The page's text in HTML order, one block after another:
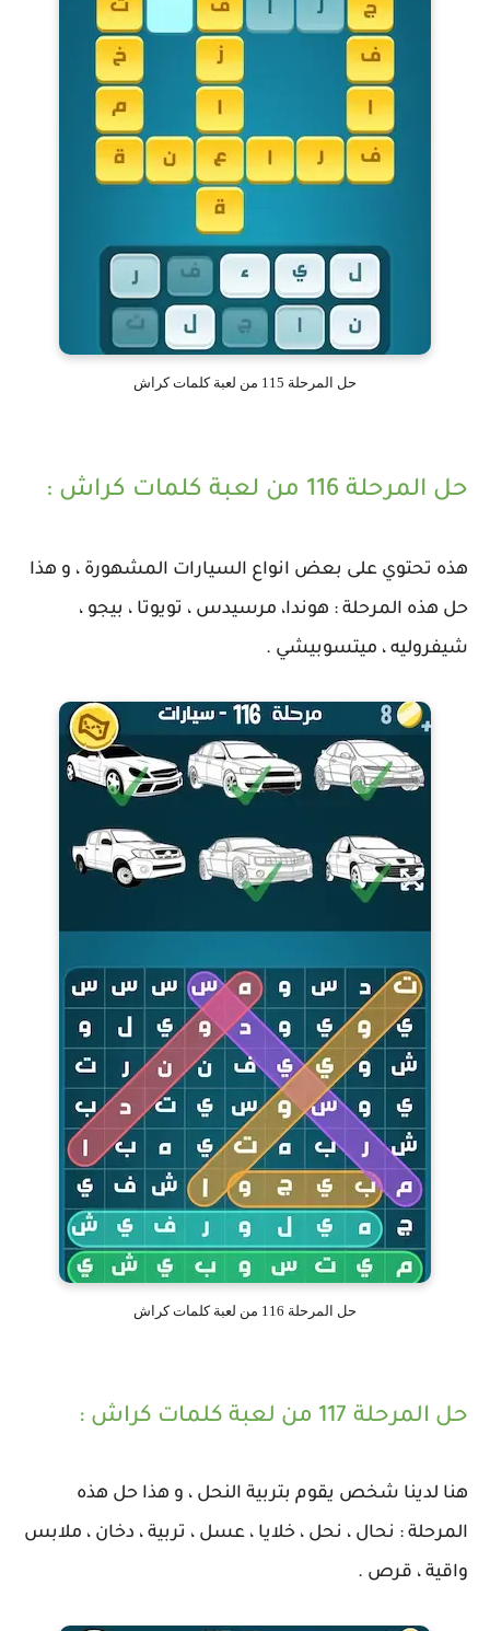
حل المرحلة 115 من لعبة كلمات كراش
حل المرحلة 116 من لعبة كلمات كراش :
هذه تحتوي على بعض انواع السيارات المشهورة ، و هذا
حل هذه المرحلة : هوندا، مرسيدس ، تويوتا ، بيجو ،
شيفروليه ، ميتسوبيشي .
حل المرحلة 116 من لعبة كلمات كراش
حل المرحلة 117 من لعبة كلمات كراش :
هنا لدينا شخص يقوم بتربية النحل ، و هذا حل هذه
المرحلة : نحال ، نحل ، خلايا ، عسل ، تربية ، دخان ، ملابس
واقية ، قرص .